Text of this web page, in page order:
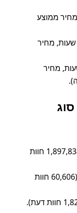
2.8 שעות, מחיר ממוצע
מונית / מיניבוס: זמן ממוצע 2.9 שעות, מחיר
זמן ממוצע 2.6 שעות, מחיר
הסעה פרטית – דירוג 4.55/5 (1,897,838 חוות
מונית / מיניבוס – דירוג 4.55/5 (60,606 חוות